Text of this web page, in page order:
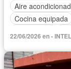
Aire
Cocina equipada
Zonas verdes
22/06/2026 en -